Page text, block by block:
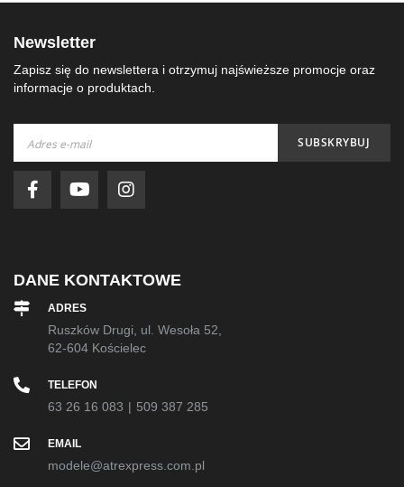
Newsletter
Zapisz się do newslettera i otrzymuj najświeższe promocje oraz
informacje o produktach.
nasz
newsletter:
SUBSKRYBUJ
DANE KONTAKTOWE
ADRES
Ruszków Drugi, ul. Wesoła 52,
62-604 Kościelec
TELEFON
63 26 16 083 | 509 387 285
EMAIL
modele@atrexpress.com.pl